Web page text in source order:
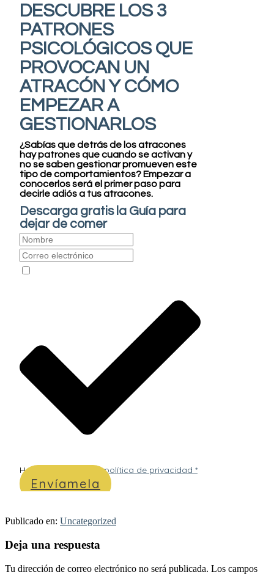
DESCUBRE LOS 3
PATRONES
PSICOLÓGICOS QUE
PROVOCAN UN
ATRACÓN Y CÓMO
EMPEZAR A
GESTIONARLOS
¿Sabías que detrás de los atracones
hay patrones que cuando se activan y
no se saben gestionar promueven este
tipo de comportamientos? Empezar a
conocerlos será el primer paso para
decirle adiós a tus atracones.
Descarga gratis la Guía para
dejar de comer
He leído y acepto la política de privacidad *
Envíamela
Publicado en: Uncategorized
Interacciones
Deja una respuesta
Tu dirección de correo electrónico no será publicada. Los campos